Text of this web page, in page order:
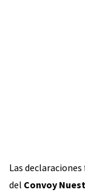
Las
del Convoy